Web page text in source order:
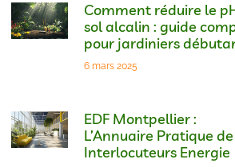
Comment réduire le
sol alcalin : guide
pour jardiniers
6 mars 2025
EDF Montpellier :
L’Annuaire Pratique
Interlocuteurs Energie